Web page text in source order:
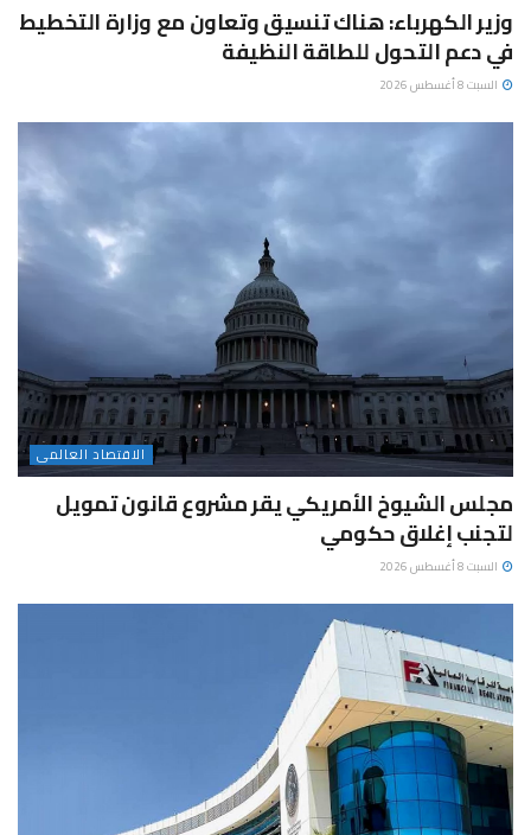
وزير الكهرباء: هناك تنسيق وتعاون مع وزارة التخطيط
في دعم التحول للطاقة النظيفة
السبت 8 أغسطس 2026
الاقتصاد العالمى
مجلس الشيوخ الأمريكي يقر مشروع قانون تمويل
لتجنب إغلاق حكومي
السبت 8 أغسطس 2026